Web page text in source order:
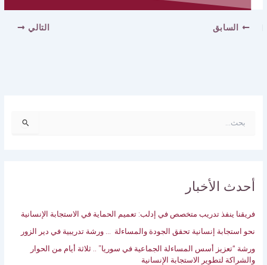
السابق التالي
ع
ن
أحدث الأخبار
فريقنا ينفذ تدريب متخصص في إدلب: تعميم الحماية في الاستجابة الإنسانية‎
نحو استجابة إنسانية تحقق الجودة والمساءلة … ورشة تدريبية ‏في دير الزور
ورشة “تعزيز أسس المساءلة الجماعية في سوريا” .. ثلاثة أيام من الحوار
والشراكة لتطوير الاستجابة الإنسانية